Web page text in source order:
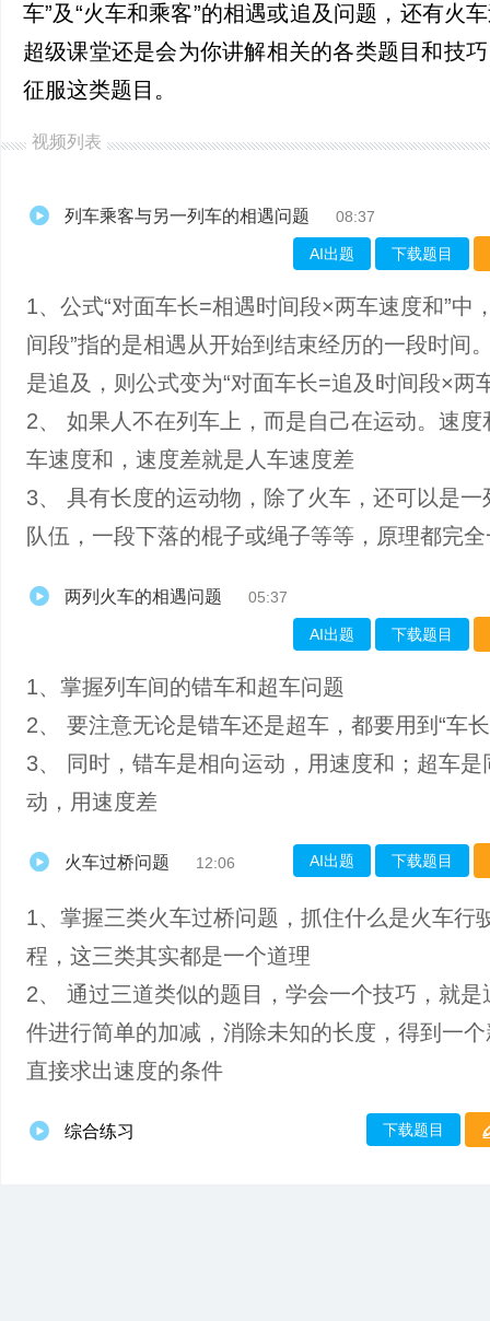
车”及“火车和乘客”的相遇或追及问题，还有火
超级课堂还是会为你讲解相关的各类题目和技
征服这类题目。
视频列表
列车乘客与另一列车的相遇问题 08:37
AI出题 下载题目
1、公式“对面车长=相遇时间段×两车速度和”中
间段”指的是相遇从开始到结束经历的一段时间
是追及，则公式变为“对面车长=追及时间段×两
2、 如果人不在列车上，而是自己在运动。速度
车速度和，速度差就是人车速度差
3、 具有长度的运动物，除了火车，还可以是一
队伍，一段下落的棍子或绳子等等，原理都完
两列火车的相遇问题 05:37
AI出题 下载题目
1、掌握列车间的错车和超车问题
2、 要注意无论是错车还是超车，都要用到“车
3、 同时，错车是相向运动，用速度和；超车是
动，用速度差
火车过桥问题 12:06 AI出题 下载题目
1、掌握三类火车过桥问题，抓住什么是火车行
程，这三类其实都是一个道理
2、 通过三道类似的题目，学会一个技巧，就是
件进行简单的加减，消除未知的长度，得到一
直接求出速度的条件
综合练习 下载题目